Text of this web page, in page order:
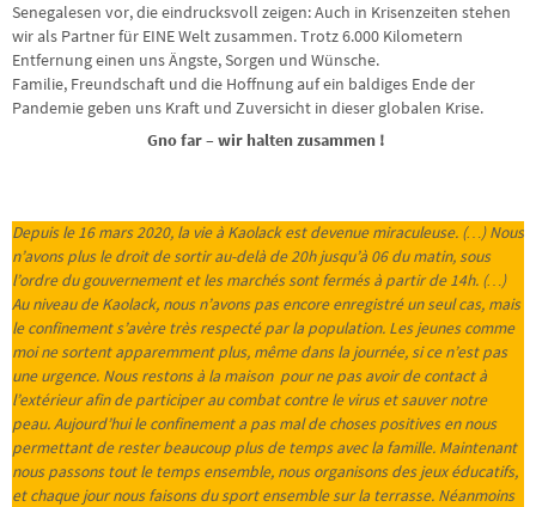
Senegalesen vor, die eindrucksvoll zeigen: Auch in Krisenzeiten stehen
wir als Partner für EINE Welt zusammen. Trotz 6.000 Kilometern
Entfernung einen uns Ängste, Sorgen und Wünsche.
Familie, Freundschaft und die Hoffnung auf ein baldiges Ende der
Pandemie geben uns Kraft und Zuversicht in dieser globalen Krise.
Gno far – wir halten zusammen !
Depuis le 16 mars 2020, la vie à Kaolack est devenue miraculeuse. (…) Nous
n’avons plus le droit de sortir au-delà de 20h jusqu’à 06 du matin, sous
l’ordre du gouvernement et les marchés sont fermés à partir de 14h. (…)
Au niveau de Kaolack, nous n’avons pas encore enregistré un seul cas, mais
le confinement s’avère très respecté par la population. Les jeunes comme
moi ne sortent apparemment plus, même dans la journée, si ce n’est pas
une urgence. Nous restons à la maison pour ne pas avoir de contact à
l’extérieur afin de participer au combat contre le virus et sauver notre
peau. Aujourd’hui le confinement a pas mal de choses positives en nous
permettant de rester beaucoup plus de temps avec la famille. Maintenant
nous passons tout le temps ensemble, nous organisons des jeux éducatifs,
et chaque jour nous faisons du sport ensemble sur la terrasse. Néanmoins